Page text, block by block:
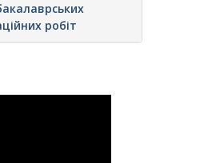
робіт